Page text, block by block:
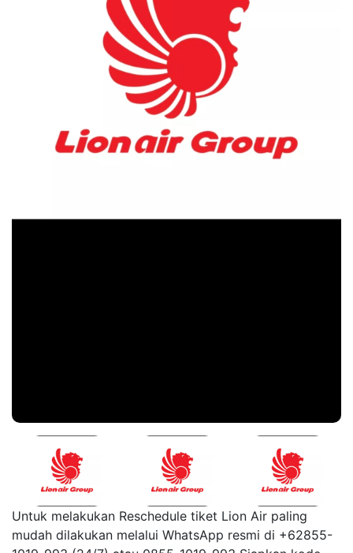
Untuk melakukan Reschedule tiket Lion Air paling
mudah dilakukan melalui WhatsApp resmi di +62855-